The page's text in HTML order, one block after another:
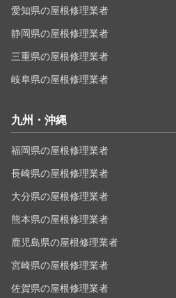
愛知県の屋根修理業者
静岡県の屋根修理業者
三重県の屋根修理業者
岐阜県の屋根修理業者
九州・沖縄
福岡県の屋根修理業者
長崎県の屋根修理業者
大分県の屋根修理業者
熊本県の屋根修理業者
鹿児島県の屋根修理業者
宮崎県の屋根修理業者
佐賀県の屋根修理業者